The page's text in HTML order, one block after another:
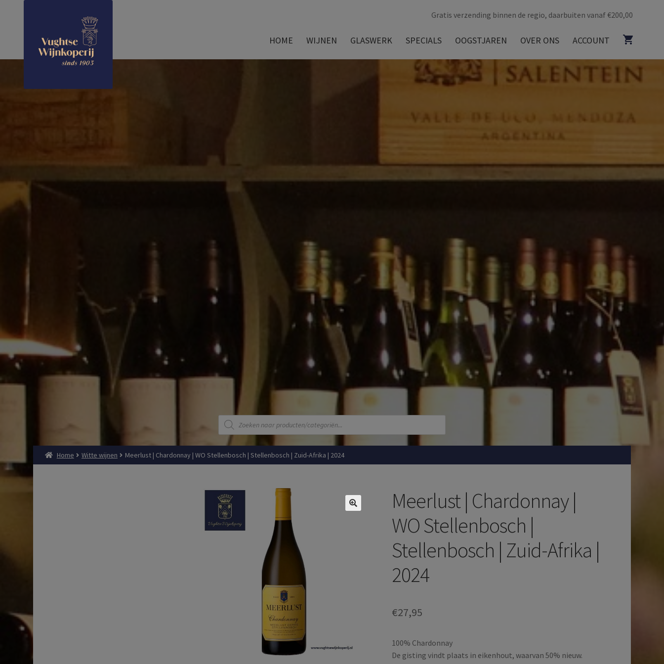
Gratis verzending binnen de regio, daarbuiten vanaf €200,00
HOME WIJNEN GLASWERK SPECIALS OOGSTJAREN OVER ONS ACCOUNT
Producten
zoeken
Home Witte wijnen Meerlust | Chardonnay | WO Stellenbosch | Stellenbosch | Zuid-Afrika | 2024
Meerlust | Chardonnay |
WO Stellenbosch |
Stellenbosch | Zuid-Afrika |
2024
€27,95
100% Chardonnay
De gisting vindt plaats in eikenhout, waarvan 50% nieuw.